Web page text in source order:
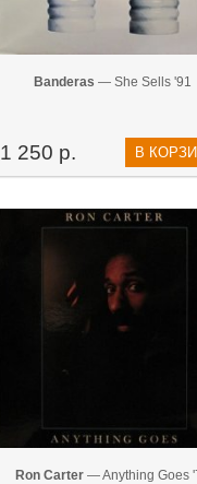
Banderas — She Sells '91
1 250 р. В
Ron Carter — Anything Goes